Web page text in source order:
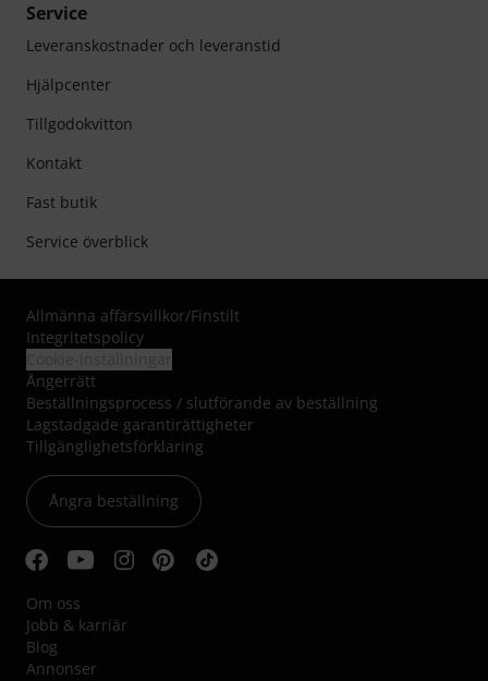
Service
Leveranskostnader och leveranstid
Hjälpcenter
Tillgodokvitton
Kontakt
Fast butik
Service överblick
Allmänna affärsvillkor/Finstilt
Integritetspolicy
Ångerrätt
Beställningsprocess / slutförande av beställning
Lagstadgade garantirättigheter
Tillgänglighetsförklaring
Ångra beställning
Om oss
Jobb & karriär
Blog
Annonser